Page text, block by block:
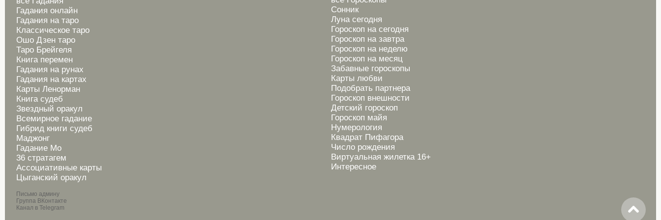
Гадания онлайн
Гадания на таро
Классическое таро
Ошо Дзен таро
Таро Брейгеля
Книга перемен
Гадания на рунах
Гадания на картах
Карты Ленорман
Книга судеб
Звездный оракул
Всемирное гадание
Гибрид книги судеб
Маджонг
Гадание Мо
36 стратагем
Ассоциативные карты
Цыганский оракул
Письмо админу
Группа ВКонтакте
Канал в Telegram
Сонник
Луна сегодня
Гороскоп на сегодня
Гороскоп на завтра
Гороскоп на неделю
Гороскоп на месяц
Забавные гороскопы
Карты любви
Подобрать партнера
Гороскоп внешности
Детский гороскоп
Гороскоп майя
Нумерология
Квадрат Пифагора
Число рождения
Виртуальная жилетка 16+
Интересное